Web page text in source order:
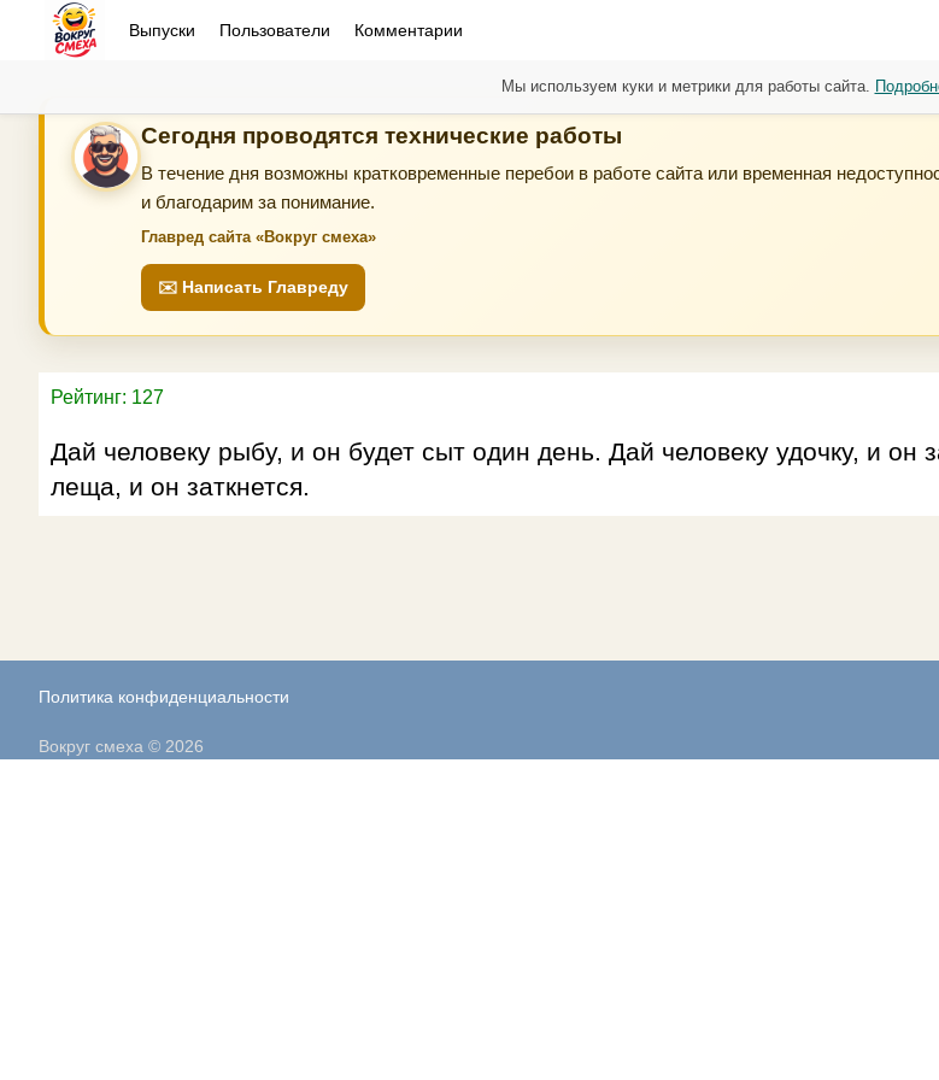
Выпуски Пользователи Комментарии
Сегодня проводятся технические работы
В течение дня возможны кратковременные перебои в работе сайта или временная
и благодарим за понимание.
Главред сайта «Вокруг смеха»
✉️ Написать Главреду
Рейтинг: 127
Дай человеку рыбу, и он будет сыт один день. Дай человеку удочку, и
леща, и он заткнется.
Политика конфиденциальности
Мы используем куки и метрики для работы сайта.
Вокруг смеха © 2026